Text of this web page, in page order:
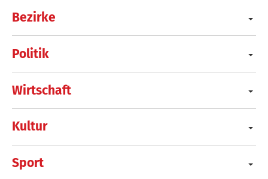
Bezirke
Politik
Wirtschaft
Kultur
Sport